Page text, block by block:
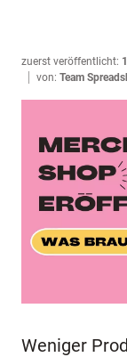
zuerst veröffentlicht:
von: Team
Weniger